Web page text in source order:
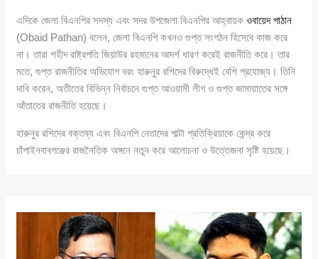
এদিকে জেলা বিএনপির সদস্য এবং সদর উপজেলা বিএনপির আহ্বায়কওবায়েদ পাঠান
(Obaid Pathan) বলেন, জেলা বিএনপি কখনও গুপ্ত সংগঠন হিসেবে কাজ করে
না। তারা শহীদ রাষ্ট্রপতি জিয়াউর রহমানের আদর্শ ধারণ করেই রাজনীতি করে। তার
মতে, গুপ্ত রাজনীতির অভিযোগ বরং হারুনুর রশিদের বিরুদ্ধেই বেশি প্রযোজ্য। তিনি
দাবি করেন, অতীতের বিভিন্ন নির্বাচনে গুপ্ত আওয়ামী লীগ ও গুপ্ত জামায়াতের সঙ্গে
আঁতাতের রাজনীতি হয়েছে।
হারুনুর রশিদের বক্তব্য এবং বিএনপি নেতাদের পাল্টা প্রতিক্রিয়াকে কেন্দ্র করে
চাঁপাইনবাবগঞ্জের রাজনৈতিক অঙ্গনে নতুন করে আলোচনা ও উত্তেজনা সৃষ্টি হয়েছে।